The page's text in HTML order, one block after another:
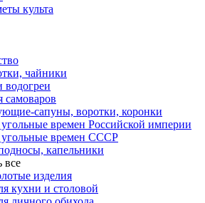
культа
чайники
водогреи
самоваров
сапуны, воротки, коронки
времен Российской империи
времен СССР
капельники
все
изделия
кухни и столовой